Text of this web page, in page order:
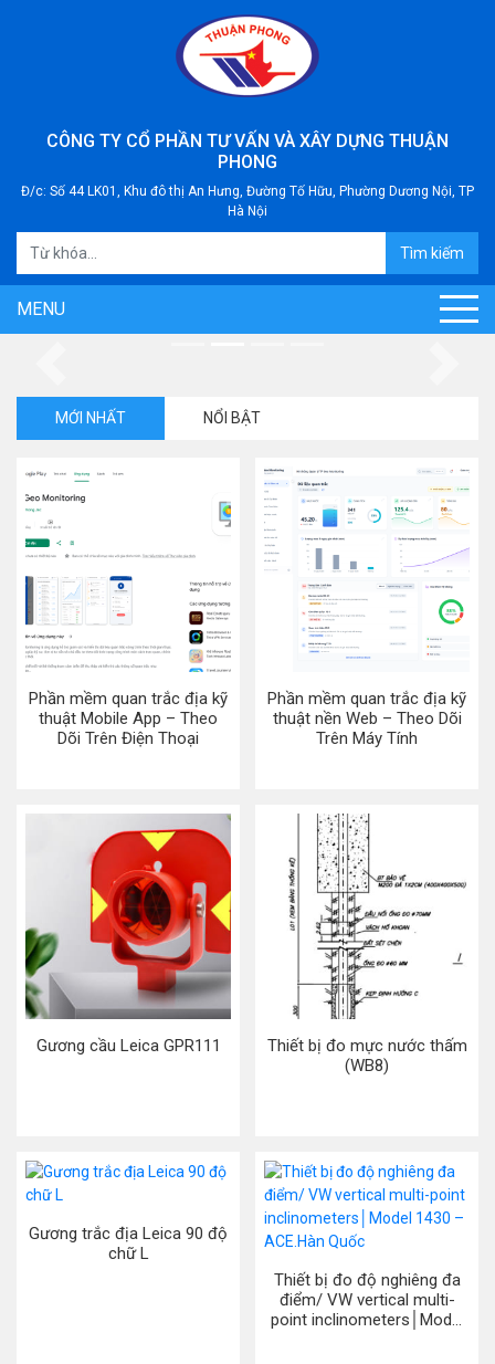
CÔNG TY CỔ PHẦN TƯ VẤN VÀ XÂY DỰNG THUẬN
PHONG
Đ/c: Số 44 LK01, Khu đô thị An Hưng, Đường Tố Hữu, Phường Dương Nội, TP
Hà Nội
Tìm kiếm
MENU
MỚI NHẤT NỔI BẬT
Phần mềm quan trắc địa kỹ
thuật Mobile App – Theo
Dõi Trên Điện Thoại
Phần mềm quan trắc địa kỹ
thuật nền Web – Theo Dõi
Trên Máy Tính
Gương cầu Leica GPR111
Thiết bị đo mực nước thấm
(WB8)
Gương trắc địa Leica 90 độ
chữ L
Thiết bị đo độ nghiêng đa
điểm/ VW vertical multi-
point inclinometers│Model